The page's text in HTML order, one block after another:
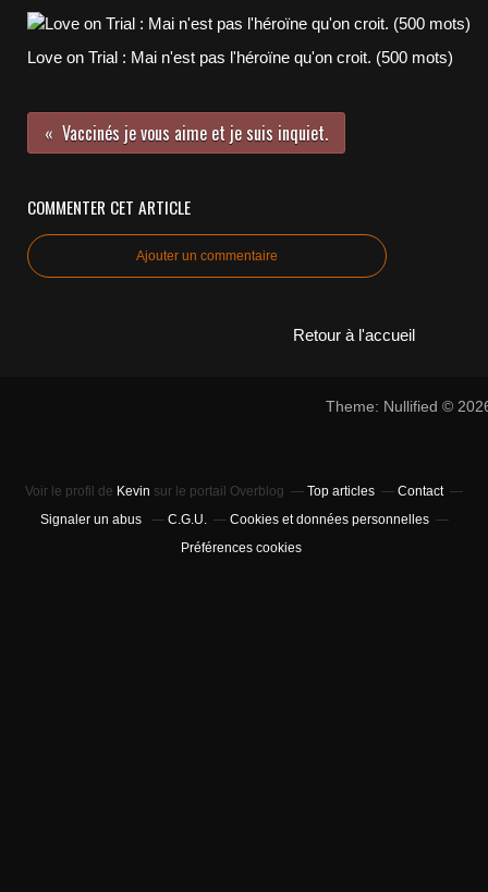
Love on Trial : Mai n'est pas l'héroïne qu'on croit. (500 mots)
Vaccinés je vous aime et je suis inquiet.
COMMENTER CET ARTICLE
Ajouter un commentaire
Retour à l'accueil
Theme: Nullified ©
Voir le profil de Kevin sur le portail Overblog Top articles
Contact
Signaler un abus
C.G.U.
Cookies et données personnelles
Préférences cookies